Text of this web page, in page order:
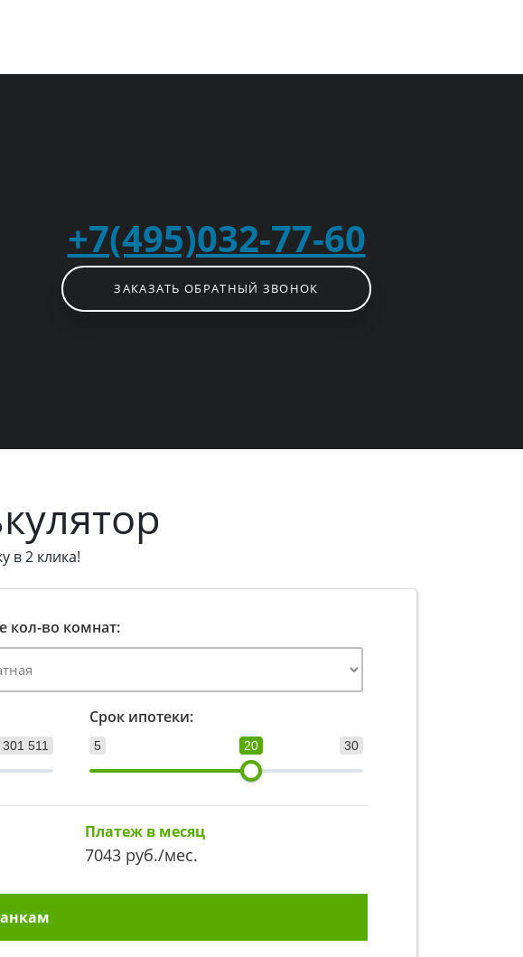
+7(495)032-77-60
ЗАКАЗАТЬ ОБРАТНЫЙ ЗВОНОК
в 2 клика!
кол-во комнат:
511
Срок ипотеки:
5 30
20
Платеж в месяц
7043руб./мес.